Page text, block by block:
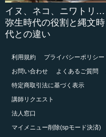
イヌ、ネコ、ニワトリ…
弥生時代の役割と縄文時
代との違い
利用規約
プライバシーポリシー
お問い合わせ
よくあるご質問
特定商取引法に基づく表示
講師リクエスト
法人窓口
マイメニュー削除(spモード決済)